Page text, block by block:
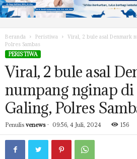
Beranda Peristiwa
Viral, 2 bule asal Denmark
Polres Sambas
PERISTIWA
Viral, 2 bule asal
numpang nginap di
Galing, Polres
Penulis venews- 09:56, 4 Juli, 2024 156